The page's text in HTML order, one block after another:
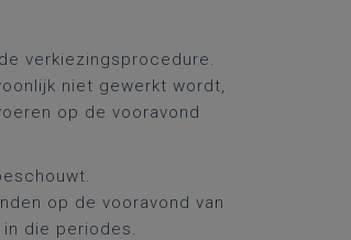
verkiezingsprocedure.
niet gewerkt wordt,
op de vooravond
op de vooravond van
die periodes.